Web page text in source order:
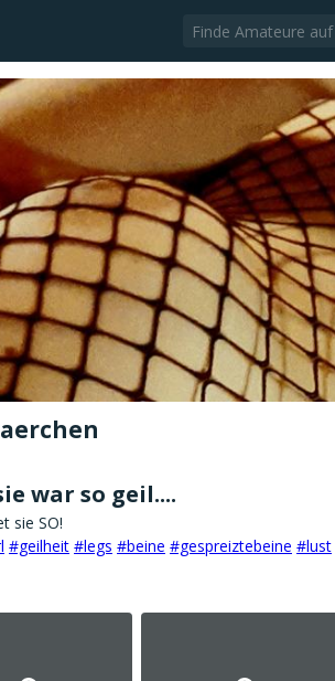
war so geil....
#geilheit #legs #beine #gespreiztebeine #lust